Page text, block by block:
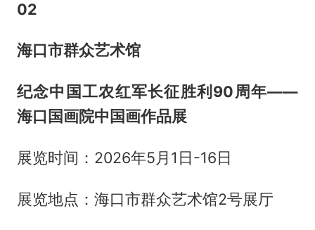
02
海口市群众艺术馆
纪念中国工农红军长征胜利90周年——
海口国画院中国画作品展
展览时间：2026年5月1日-16日
展览地点：海口市群众艺术馆2号展厅